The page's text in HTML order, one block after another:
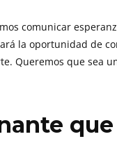
comunicar
la oportunidad de
Queremos que sea